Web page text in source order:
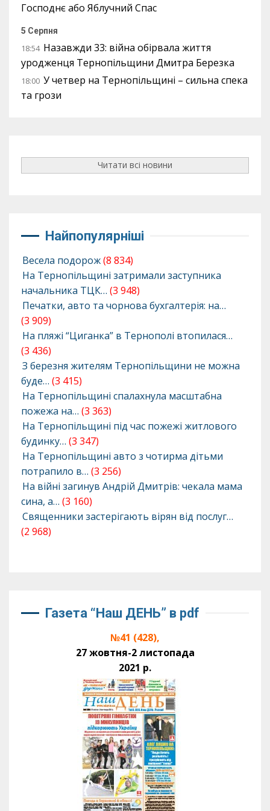
Господнє або Яблучний Спас
5 Серпня
18:54 Назавжди 33: війна обірвала життя
уродженця Тернопільщини Дмитра Березка
18:00 У четвер на Тернопільщині – сильна спека
та грози
Читати всі новини
Найпопулярніші
Весела подорож(8 834)
На Тернопільщині затримали заступника
начальника ТЦК… (3 948)
Печатки, авто та чорнова бухгалтерія: на…
(3 909)
На пляжі “Циганка” в Тернополі втопилася…
(3 436)
З березня жителям Тернопільщини не можна
буде… (3 415)
На Тернопільщині спалахнула масштабна
пожежа на… (3 363)
На Тернопільщині під час пожежі житлового
будинку… (3 347)
На Тернопільщині авто з чотирма дітьми
потрапило в… (3 256)
На війні загинув Андрій Дмитрів: чекала мама
сина, а… (3 160)
Священники застерігають вірян від послуг…
(2 968)
Газета “Наш ДЕНЬ” в pdf
№41 (428),
27 жовтня-2 листопада
2021 р.